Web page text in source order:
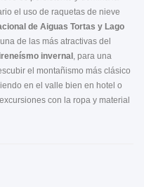
el uso de raquetas de nieve
de Aiguas Tortas y Lago
de las más atractivas del
invernal , para una
el montañismo más clásico
en el valle bien en hotel o
con la ropa y material